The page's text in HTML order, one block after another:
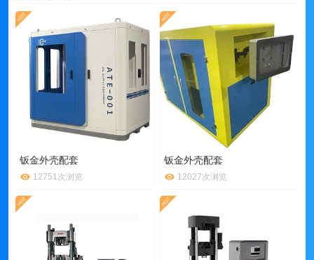
钣金外壳配套
12751次浏览
钣金外壳配套
12027次浏览